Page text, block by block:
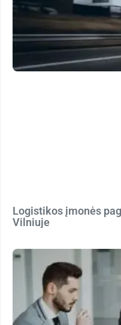
Logistikos įmonės
Vilniuje